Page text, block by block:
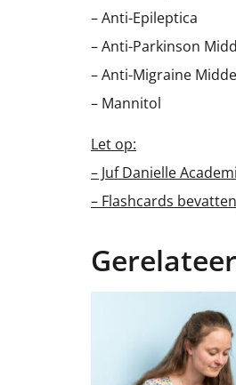
– Anti-Epileptica
– Anti-Parkinson
– Anti-Migraine
– Mannitol
Let op:
– Juf Danielle
– Flashcards